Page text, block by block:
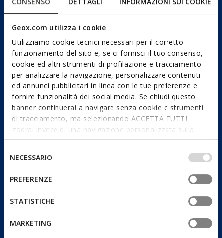
CONSENSO DETTAGLI INFORMAZIONI SUI COOKIE
Geox.com utilizza i cookie
Utilizziamo cookie tecnici necessari per il corretto
funzionamento del sito e, se ci fornisci il tuo consenso,
cookie ed altri strumenti di profilazione e tracciamento
per analizzare la navigazione, personalizzare contenuti
ed annunci pubblicitari in linea con le tue preferenze e
fornire funzionalità dei social media. Se chiudi questo
banner continuerai a navigare senza cookie e strumenti
di tracciamento, ma selezionando ACCETTA TUTTI
godrai invece di una navigazione personalizzata sulla
base dei tuoi gusti ed interessi. Selezionando
IMPOSTAZIONI potrai anche scegliere quali cookies ed
altri strumenti di tracciamento autorizzare. Per maggiori
informazioni o per modificare in qualsiasi momento le
tue impostazioni, visita la nostra
consenso
NECESSARIO
PREFERENZE
STATISTICHE
MARKETING